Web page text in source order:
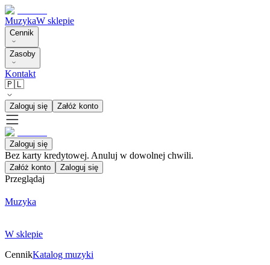
MuzykaW sklepie
Cennik
Zasoby
Kontakt
🇵🇱
Zaloguj się Załóż konto
Zaloguj się
Bez karty kredytowej. Anuluj w dowolnej chwili.
Załóż konto Zaloguj się
Przeglądaj
Muzyka
W sklepie
CennikKatalog muzyki